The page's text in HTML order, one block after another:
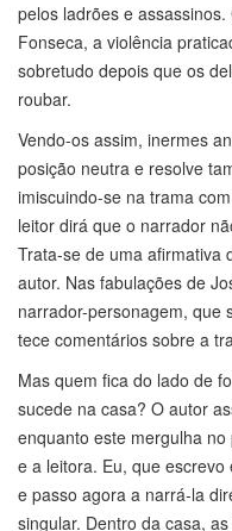
pelos ladrões e
Fonseca, a violência
sobretudo depois que os
roubar.
Vendo-os assim, inermes
posição neutra e resolve
imiscuindo-se na trama
leitor dirá que o narrador
Trata-se de uma afirmativa
autor. Nas fabulações de
narrador-personagem, que
tece comentários sobre a
Mas quem fica do lado de
sucede na casa? O autor
enquanto este mergulha
e a leitora. Eu, que
e passo agora a narrá-la
singular. Dentro da casa,